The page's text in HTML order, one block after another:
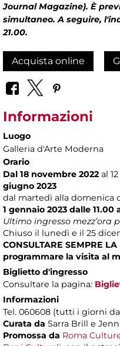
Journal Magazine). È
simultaneo. A seguire,
21.00.
Acquista online
Informazioni
Luogo
Galleria d'Arte Moderna
Orario
Dal 18 novembre 2022 al
giugno 2023
dal martedì alla domenica
1 gennaio 2023 dalle 11.00
Ultimo ingresso mezz’ora
Chiuso il lunedì e il 25
CONSULTARE SEMPRE
programmare la visita al
Biglietto d'ingresso
Consultare la pagina:
Informazioni
Tel. 060608 (tutti i giorni
Curata da Sarra Brill e
Promossa da Roma